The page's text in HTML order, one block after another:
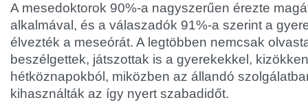
A mesedoktorok 90%-a nagyszerűen érezte
alkalmával, és a válaszadók 91%-a szerint a
élvezték a meseórát. A legtöbben nemcsak
beszélgettek, játszottak is a gyerekekkel,
hétköznapokból, miközben az állandó
kihasználták az így nyert szabadidőt.